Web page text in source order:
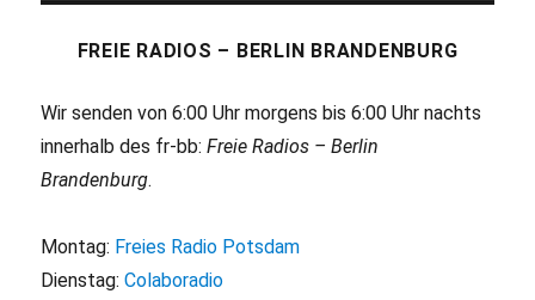
FREIE RADIOS – BERLIN BRANDENBURG
Wir senden von 6:00 Uhr morgens bis 6:00 Uhr nachts
innerhalb des fr-bb:Freie Radios – Berlin
Brandenburg.
Montag: Freies Radio Potsdam
Dienstag:Colaboradio